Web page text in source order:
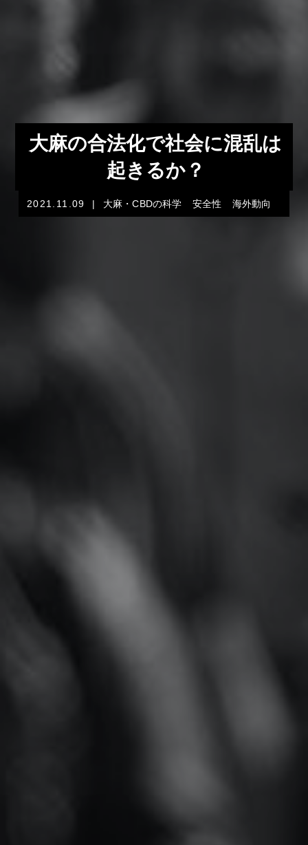
大麻の合法化で社会に混乱は
起きるか？
2021.11.09 | 大麻・CBDの科学 安全性 海外動向